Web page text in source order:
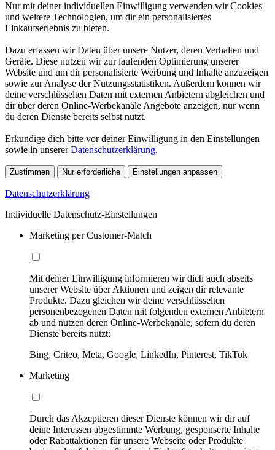
Nur mit deiner individuellen Einwilligung verwenden wir Cookies
und weitere Technologien, um dir ein personalisiertes
Einkaufserlebnis zu bieten.
Dazu erfassen wir Daten über unsere Nutzer, deren Verhalten und
Geräte. Diese nutzen wir zur laufenden Optimierung unserer
Website und um dir personalisierte Werbung und Inhalte anzuzeigen
sowie zur Analyse der Nutzungsstatistiken. Außerdem können wir
deine verschlüsselten Daten mit externen Anbietern abgleichen und
dir über deren Online-Werbekanäle Angebote anzeigen, nur wenn
du deren Dienste bereits selbst nutzt.
Erkundige dich bitte vor deiner Einwilligung in den Einstellungen
sowie in unsererDatenschutzerklärung.
Zustimmen Nur erforderliche Einstellungen anpassen
Datenschutzerklärung
Individuelle Datenschutz-Einstellungen
Marketing per Customer-Match
Mit deiner Einwilligung informieren wir dich auch abseits
unserer Website über Aktionen und zeigen dir relevante
Produkte. Dazu gleichen wir deine verschlüsselten
personenbezogenen Daten mit folgenden externen Anbietern
ab und nutzen deren Online-Werbekanäle, sofern du deren
Dienste bereits nutzt:
Bing, Criteo, Meta, Google, LinkedIn, Pinterest, TikTok
Marketing
Durch das Akzeptieren dieser Dienste können wir dir auf
deine Interessen abgestimmte Werbung, gesponserte Inhalte
oder Rabattaktionen für unsere Webseite oder Produkte